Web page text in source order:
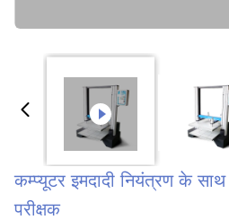
कम्प्यूटर इमदादी नियंत्रण के
परीक्षक